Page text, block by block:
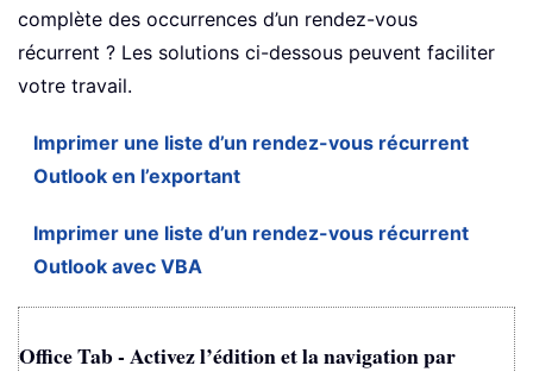
complète des occurrences d’un rendez-vous
récurrent ? Les solutions ci-dessous peuvent faciliter
votre travail.
Imprimer une liste d’un rendez-vous récurrent
Outlook en l’exportant
Imprimer une liste d’un rendez-vous récurrent
Outlook avec VBA
Office Tab - Activez l’édition et la navigation par